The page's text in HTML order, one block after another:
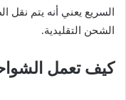
السريع يعني أنه يتم
الشحن التقليدية.
كيف تعمل